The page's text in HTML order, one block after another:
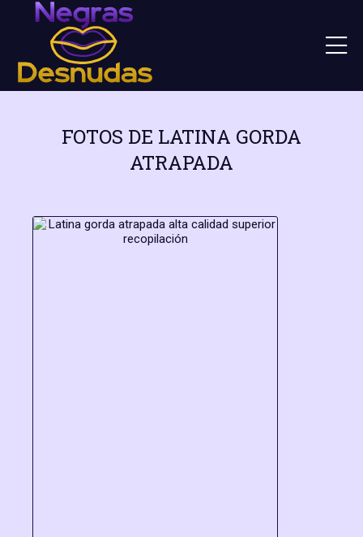
FOTOS DE LATINA GORDA
ATRAPADA